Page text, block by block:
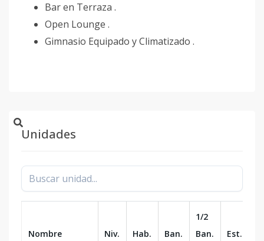
Bar en Terraza .
Open Lounge .
Gimnasio Equipado y Climatizado .
Unidades
Nombre Niv. Hab. Ban.
1/2
Ban.
Est.